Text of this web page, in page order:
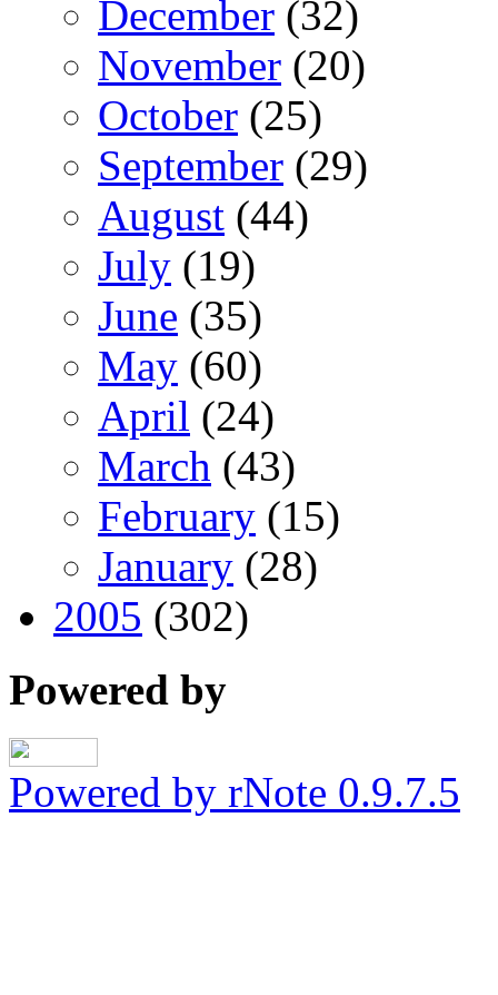
December (32)
November (20)
October (25)
September (29)
August (44)
July (19)
June (35)
May (60)
April (24)
March (43)
February (15)
January (28)
2005 (302)
Powered by
Powered by rNote 0.9.7.5